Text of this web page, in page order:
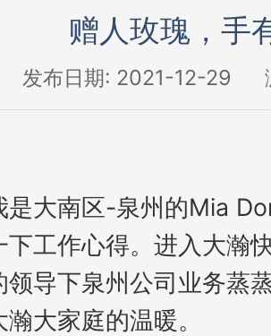
赠人玫瑰，手
发布日期: 2021-12-29
是大南区-泉州的Mia
下工作心得。进入大瀚
领导下泉州公司业务蒸
大家庭的温暖。